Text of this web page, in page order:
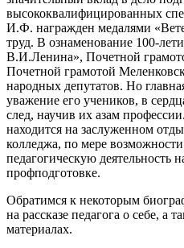
высококвалифицированных
И.Ф. награжден медалями
труд. В ознаменование 100-
В.И.Ленина», Почетной
Почетной грамотой
народных депутатов. Но
уважение его учеников, в
след, научив их азам
находится на заслуженном
колледжа, по мере
педагогическую деятельность
профподготовке.
Обратимся к некоторым
на рассказе педагога о себе, а
материалах.